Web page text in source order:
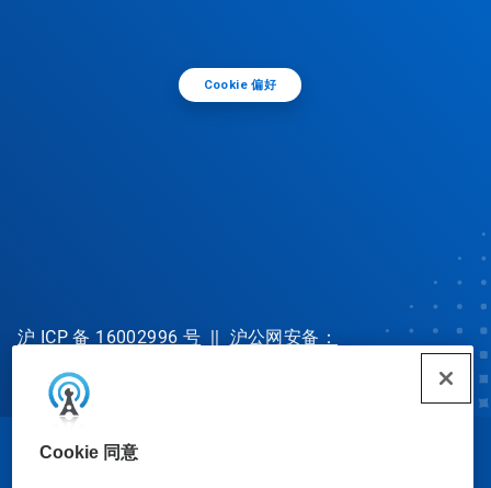
Cookie 同意
Cookie 偏好
沪 ICP 备 16002996 号 || 沪公网安备：
31010702002902 号